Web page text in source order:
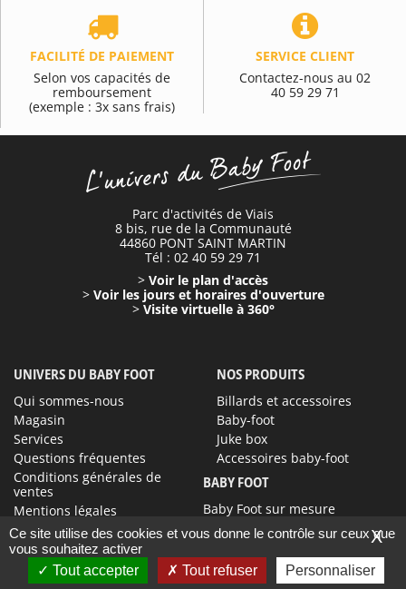
FACILITÉ DE PAIEMENT
Selon vos capacités de
remboursement
(exemple : 3x sans frais)
SERVICE CLIENT
Contactez-nous au 02
40 59 29 71
Parc d'activités de Viais
8 bis, rue de la Communauté
44860 PONT SAINT MARTIN
Tél : 02 40 59 29 71
> Voir le plan d'accès
> Voir les jours et horaires d'ouverture
> Visite virtuelle à 360°
UNIVERS DU BABY FOOT
Qui sommes-nous
Magasin
Services
Questions fréquentes
Conditions générales de
ventes
Mentions légales
Contact
NOS PRODUITS
Billards et accessoires
Baby-foot
Juke box
Accessoires baby-foot
BABY FOOT
Baby Foot sur mesure
X
Ce site utilise des cookies et vous donne le contrôle sur ceux que
vous souhaitez activer
Tout accepter
Tout refuser Personnaliser